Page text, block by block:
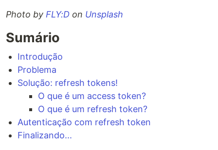
Photo by FLY:D on Unsplash
Sumário
Introdução
Problema
Solução: refresh tokens!
O que é um access token?
O que é um refresh token?
Autenticação com refresh token
Finalizando...